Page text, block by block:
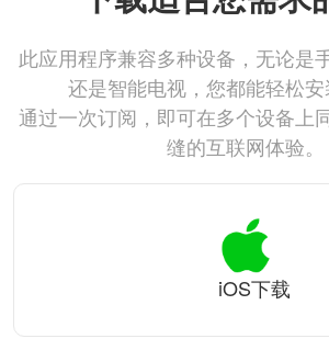
此应用程序兼容多种设备，无论是
还是智能电视，您都能轻松安
通过一次订阅，即可在多个设备上
缝的互联网体验。
iOS下载